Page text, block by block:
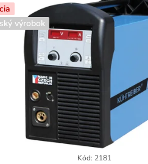
výrobok
Kód: 2181